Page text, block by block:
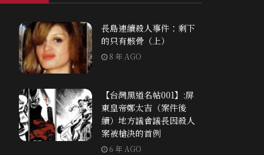
長島連續殺人事件：剩下
的只有骸骨（上）
8 年 AGO
【台灣黑道名帖001】:屏
東皇帝鄭太吉（案件後
續）地方議會議長因殺人
案被槍決的首例
6 年 AGO